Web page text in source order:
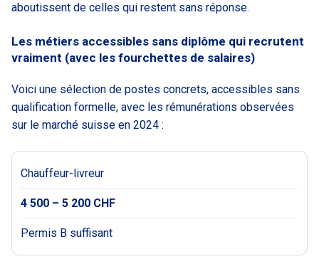
aboutissent de celles qui restent sans réponse.
Les métiers accessibles sans diplôme qui recrutent
vraiment (avec les fourchettes de salaires)
Voici une sélection de postes concrets, accessibles sans
qualification formelle, avec les rémunérations observées
sur le marché suisse en 2024 :
Chauffeur-livreur
4 500 – 5 200 CHF
Permis B suffisant